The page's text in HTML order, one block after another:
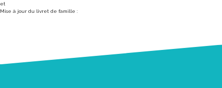
et
Mise à jour du livret de famille :